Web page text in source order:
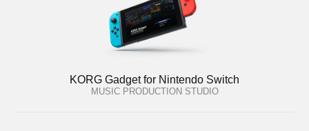
KORG Gadget for Nintendo Switch
MUSIC PRODUCTION STUDIO